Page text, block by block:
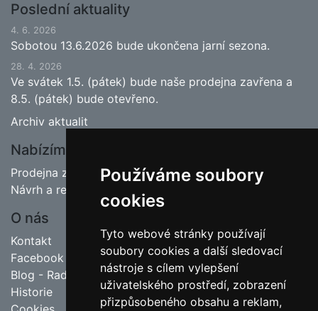
Používáme soubory
cookies
Tyto webové stránky používají
soubory cookies a další sledovací
nástroje s cílem vylepšení
uživatelského prostředí, zobrazení
přizpůsobeného obsahu a reklam,
Poslední aktuality
4. 6. 2026
Sobotou 13.6.2026 bude ukončena jarní sezona.
28. 4. 2026
Ve svátek 1.5. (pátek) bude naše prodejna zavřena a
8.5. (pátek) bude otevřeno.
Archiv aktualit
Nabízíme
Prodejna zahradnictví
Návrh a realizace zahrad
O nás
Kontakt
Facebook
Blog - Rady pro zahrádkáře
Historie